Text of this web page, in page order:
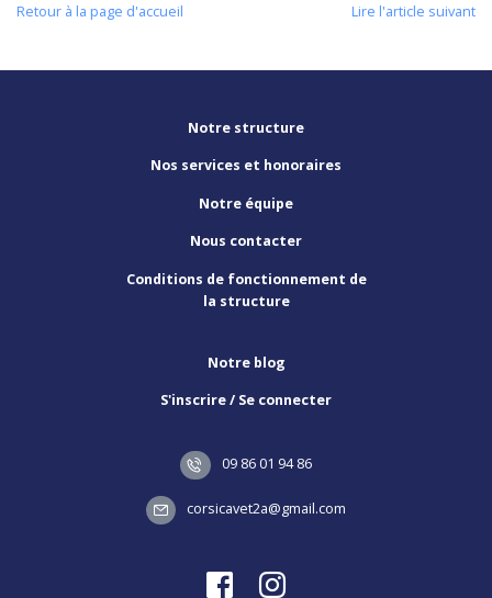
Retour à la page d'accueil Lire l'article suivant
Notre structure
Nos services et honoraires
Notre équipe
Nous contacter
Conditions de fonctionnement de
la structure
Notre blog
S'inscrire / Se connecter
09 86 01 94 86
corsicavet2a@gmail.com